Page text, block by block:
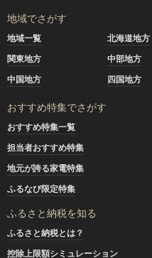
地域でさがす
地域一覧 北海道地方
関東地方
中部地方
中国地方
四国地方
おすすめ特集でさがす
おすすめ特集一覧
担当者おすすめ特集
地元が誇る家電特集
ふるなび限定特集
ふるさと納税を知る
ふるさと納税とは？
控除上限額シミュレーション